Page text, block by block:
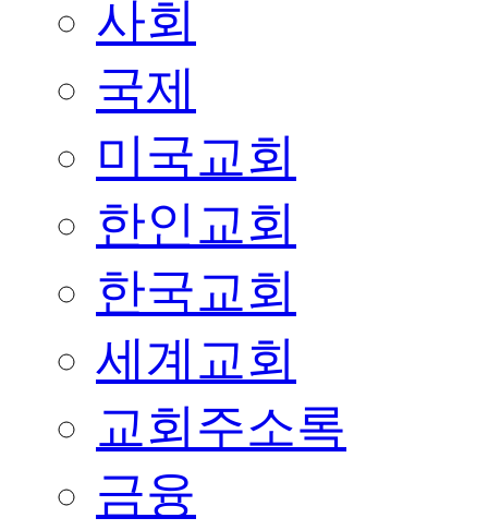
사회
국제
미국교회
한인교회
한국교회
세계교회
교회주소록
금융